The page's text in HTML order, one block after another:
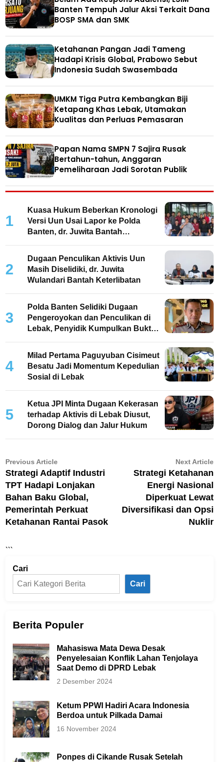
Banten Tempuh Jalur Aksi Terkait Dana
BOSP SMA dan SMK
Ketahanan Pangan Jadi Tameng
Hadapi Krisis Global, Prabowo Sebut
Indonesia Sudah Swasembada
UMKM Tiga Putra Kembangkan Biji
Ketapang Khas Lebak, Utamakan
Kualitas dan Perluas Pemasaran
Papan Nama SMPN 7 Sajira Rusak
Bertahun-tahun, Anggaran
Pemeliharaan Jadi Sorotan Publik
1
Kuasa Hukum Beberkan Kronologi
Versi Uun Usai Lapor ke Polda
Banten, dr. Juwita Bantah
2
Dugaan Penculikan Aktivis Uun
Masih Diselidiki, dr. Juwita
Wulandari Bantah Keterlibatan
3
Polda Banten Selidiki Dugaan
Pengeroyokan dan Penculikan di
Lebak, Penyidik Kumpulkan Bukti
4
Milad Pertama Paguyuban Cisimeut
Besatu Jadi Momentum Kepedulian
Sosial di Lebak
5
Ketua JPI Minta Dugaan Kekerasan
terhadap Aktivis di Lebak Diusut,
Dorong Dialog dan Jalur Hukum
Navigasi
pos
Previous ArticlePrevious
article:
Strategi Adaptif Industri
TPT Hadapi Lonjakan
Bahan Baku Global,
Pemerintah Perkuat
Ketahanan Rantai Pasok
Next Article
Strategi Ketahanan
Energi Nasional
Diperkuat Lewat
Diversifikasi dan Opsi
Nuklir
```
Cari
Cari
Berita Populer
Mahasiswa Mata Dewa Desak
Penyelesaian Konflik Lahan Tenjolaya
Saat Demo di DPRD Lebak
2 Desember 2024
Ketum PPWI Hadiri Acara Indonesia
Berdoa untuk Pilkada Damai
16 November 2024
Ponpes di Cikande Rusak Setelah